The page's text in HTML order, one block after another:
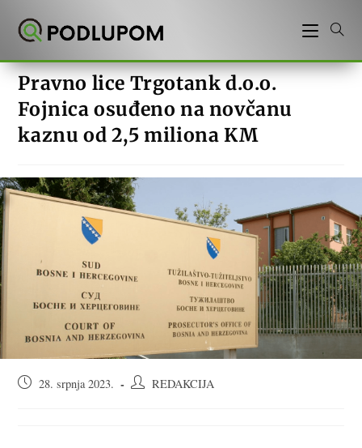
Pravno lice Trgotank d.o.o.
Fojnica osuđeno na novčanu
kaznu od 2,5 miliona KM
Objava28. srpnja 2023.
AutorREDAKCIJA